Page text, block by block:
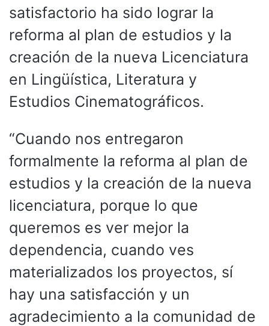
satisfactorio ha sido lograr la
reforma al plan de estudios y la
creación de la nueva Licenciatura
en Lingüística, Literatura y
Estudios Cinematográficos.
“Cuando nos entregaron
formalmente la reforma al plan de
estudios y la creación de la nueva
licenciatura, porque lo que
queremos es ver mejor la
dependencia, cuando ves
materializados los proyectos, sí
hay una satisfacción y un
agradecimiento a la comunidad de